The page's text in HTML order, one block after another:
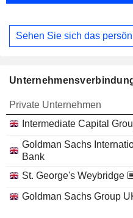
Sehen Sie sich das
Private Unternehmen
Intermediate Capital
Goldman Sachs
Bank
St. George's Weybridge
Goldman Sachs Group